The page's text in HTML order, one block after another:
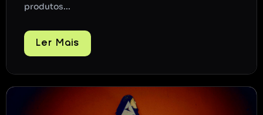
produtos...
Ler Mais